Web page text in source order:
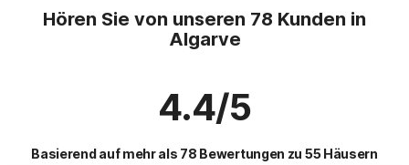
Hören Sie von unseren 78 Kunden in
Algarve
4.4/5
Basierend auf mehr als 78 Bewertungen zu 55 Häusern